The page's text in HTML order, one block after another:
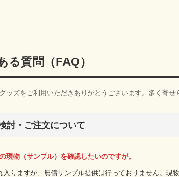
る質問（FAQ）
ッズをご利用いただきありがとうございます。多く寄せ
討・ご注文について
現物（サンプル）を確認したいのですが。
入りますが、無償サンプル提供は行っておりません。現